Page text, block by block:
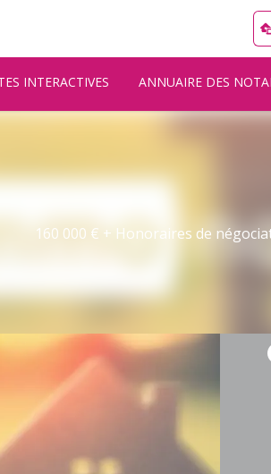
INTERACTIVES ANNUAIRE DES
160 000 € + Honoraires de